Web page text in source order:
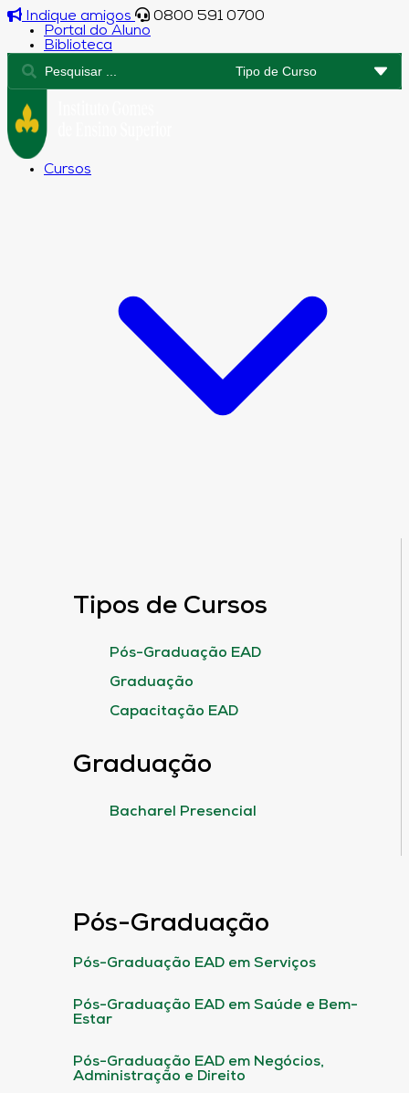
Indique amigos
0800 591 0700
Portal do Aluno
Biblioteca
Cursos
Tipos de Cursos
Pós-Graduação EAD
Graduação
Capacitação EAD
Graduação
Bacharel Presencial
Pós-Graduação
Pós-Graduação EAD em Serviços
Pós-Graduação EAD em Saúde e Bem-
Estar
Pós-Graduação EAD em Negócios,
Administração e Direito